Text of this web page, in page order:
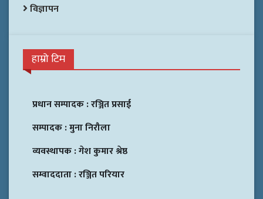
विज्ञापन
हाम्रो टिम
प्रधान सम्पादक :रञ्जित प्रसाई
सम्पादक :मुना निरौला
व्यवस्थापक :गेश कुमार श्रेष्ठ
सम्वाददाता :रञ्जित परियार